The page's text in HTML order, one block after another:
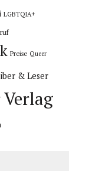
LGBTQIA+
Preise Queer
& Leser